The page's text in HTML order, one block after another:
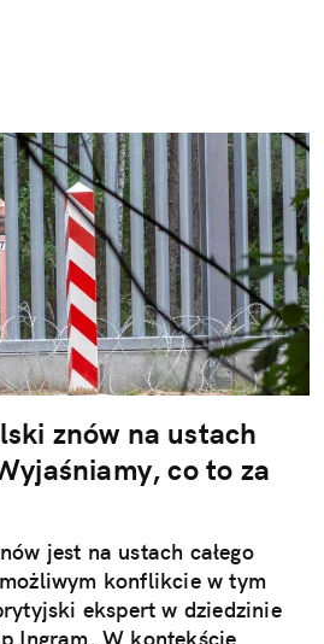
znów na ustach
co to za
jest na ustach całego
konflikcie w tym
ekspert w dziedzinie